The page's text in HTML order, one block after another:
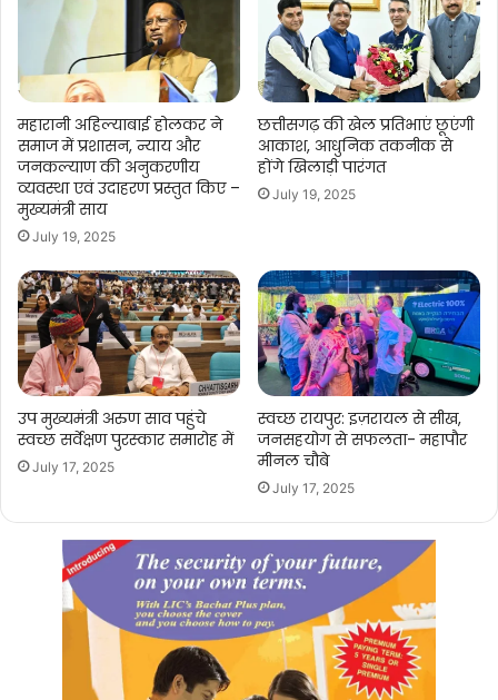
महारानी अहिल्याबाई होलकर ने
समाज में प्रशासन, न्याय और
जनकल्याण की अनुकरणीय
व्यवस्था एवं उदाहरण प्रस्तुत किए –
मुख्यमंत्री साय
July 19, 2025
छत्तीसगढ़ की खेल प्रतिभाएं छूएंगी
आकाश, आधुनिक तकनीक से
होंगे खिलाड़ी पारंगत
July 19, 2025
उप मुख्यमंत्री अरुण साव पहुंचे
स्वच्छ सर्वेक्षण पुरस्कार समारोह में
July 17, 2025
स्वच्छ रायपुर: इज़रायल से सीख,
जनसहयोग से सफलता- महापौर
मीनल चौबे
July 17, 2025